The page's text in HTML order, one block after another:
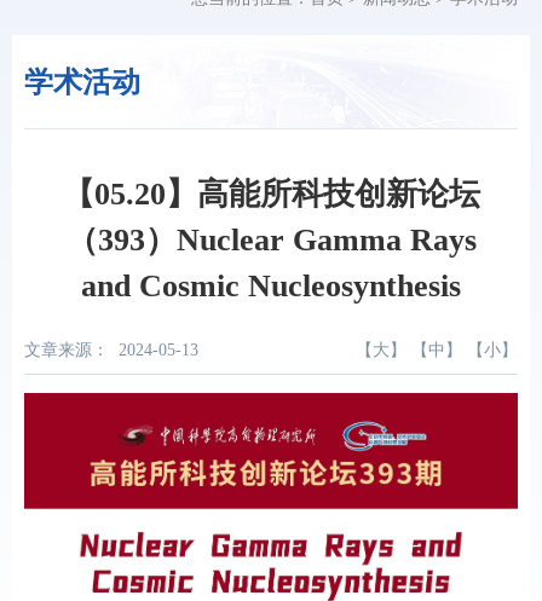
学术活动
【05.20】高能所科技创新论坛
（393）Nuclear Gamma Rays
and Cosmic Nucleosynthesis
文章来源： 2024-05-13 【 大 】 【 中 】 【 小 】